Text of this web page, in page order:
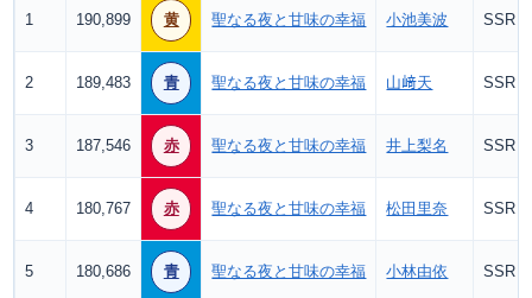
1 190,899 黄 聖なる夜と甘味の幸福 小池美波 SSR
2 189,483 青 聖なる夜と甘味の幸福 山﨑天 SSR
3 187,546 赤 聖なる夜と甘味の幸福 井上梨名 SSR
4 180,767 赤 聖なる夜と甘味の幸福 松田里奈 SSR
5 180,686 青 聖なる夜と甘味の幸福 小林由依 SSR